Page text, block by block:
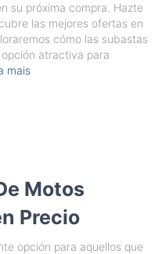
su próxima compra. Hazte
las mejores ofertas en
cómo las subastas
atractiva para
mais
Motos
Precio
opción para aquellos que